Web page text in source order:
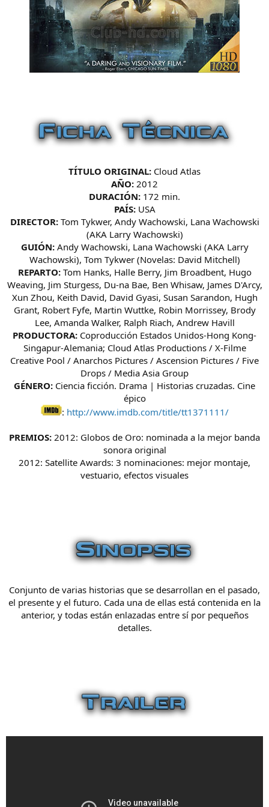
TÍTULO ORIGINAL: Cloud Atlas
AÑO: 2012
DURACIÓN: 172 min.
PAÍS:USA
DIRECTOR:Tom Tykwer, Andy Wachowski, Lana Wachowski
(AKA Larry Wachowski)
GUIÓN:Andy Wachowski, Lana Wachowski (AKA Larry
Wachowski), Tom Tykwer (Novelas: David Mitchell)
REPARTO:Tom Hanks, Halle Berry, Jim Broadbent, Hugo
Weaving, Jim Sturgess, Du-na Bae, Ben Whisaw, James D'Arcy,
Xun Zhou, Keith David, David Gyasi, Susan Sarandon, Hugh
Grant, Robert Fyfe, Martin Wuttke, Robin Morrissey, Brody
Lee, Amanda Walker, Ralph Riach, Andrew Havill
PRODUCTORA: Coproducción Estados Unidos-Hong Kong-
Singapur-Alemania; Cloud Atlas Productions / X-Filme
Creative Pool / Anarchos Pictures / Ascension Pictures / Five
Drops / Media Asia Group
GÉNERO: Ciencia ficción. Drama | Historias cruzadas. Cine
épico
: http://www.imdb.com/title/tt1371111/
PREMIOS: 2012: Globos de Oro: nominada a la mejor banda
sonora original
2012: Satellite Awards: 3 nominaciones: mejor montaje,
vestuario, efectos visuales
Conjunto de varias historias que se desarrollan en el pasado,
el presente y el futuro. Cada una de ellas está contenida en la
anterior, y todas están enlazadas entre sí por pequeños
detalles.